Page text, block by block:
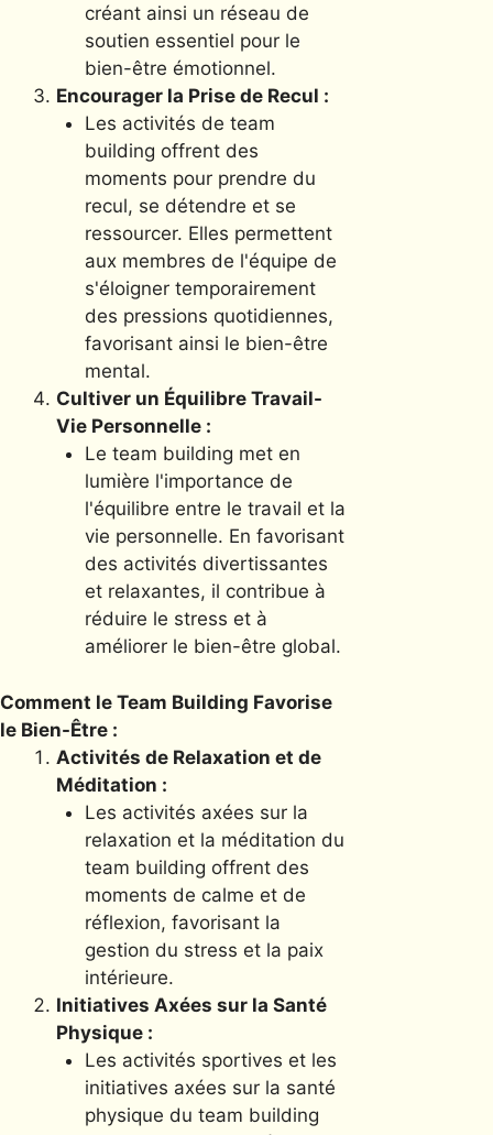
créant ainsi un réseau de
soutien essentiel pour le
bien-être émotionnel.
Encourager la Prise de Recul :
Les activités de team
building offrent des
moments pour prendre du
recul, se détendre et se
ressourcer. Elles permettent
aux membres de l'équipe de
s'éloigner temporairement
des pressions quotidiennes,
favorisant ainsi le bien-être
mental.
Cultiver un Équilibre Travail-
Vie Personnelle :
Le team building met en
lumière l'importance de
l'équilibre entre le travail et la
vie personnelle. En favorisant
des activités divertissantes
et relaxantes, il contribue à
réduire le stress et à
améliorer le bien-être global.
Comment le Team Building Favorise
le Bien-Être :
Activités de Relaxation et de
Méditation :
Les activités axées sur la
relaxation et la méditation du
team building offrent des
moments de calme et de
réflexion, favorisant la
gestion du stress et la paix
intérieure.
Initiatives Axées sur la Santé
Physique :
Les activités sportives et les
initiatives axées sur la santé
physique du team building